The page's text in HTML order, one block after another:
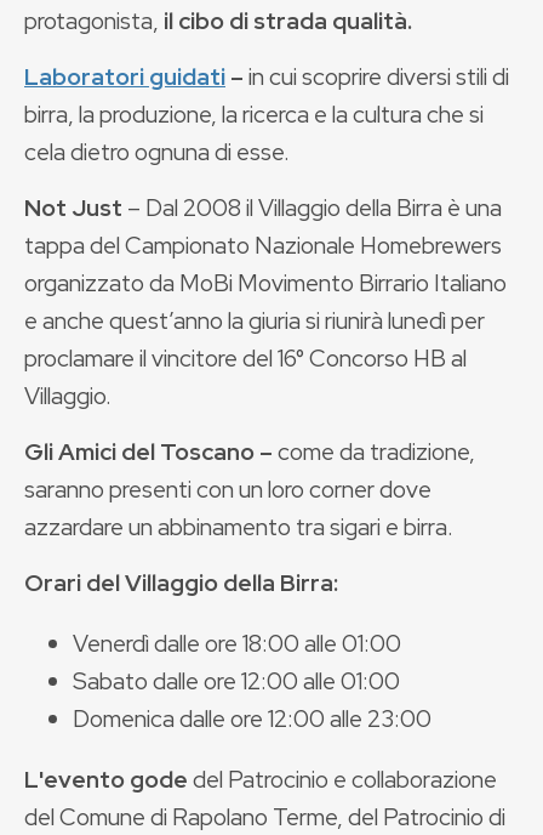
protagonista, il cibo di strada qualità.
Laboratori guidati–in cui scoprire diversi stili di
birra, la produzione, la ricerca e la cultura che si
cela dietro ognuna di esse.
Not Just – Dal 2008 il Villaggio della Birra è una
tappa del Campionato Nazionale Homebrewers
organizzato da MoBi Movimento Birrario Italiano
e anche quest’anno la giuria si riunirà lunedì per
proclamare il vincitore del 16° Concorso HB al
Villaggio.
Gli Amici del Toscano –come da tradizione,
saranno presenti con un loro corner dove
azzardare un abbinamento tra sigari e birra.
Orari del Villaggio della Birra:
Venerdì dalle ore 18:00 alle 01:00
Sabato dalle ore 12:00 alle 01:00
Domenica dalle ore 12:00 alle 23:00
L'evento godedel Patrocinio e collaborazione
del Comune di Rapolano Terme, del Patrocinio di